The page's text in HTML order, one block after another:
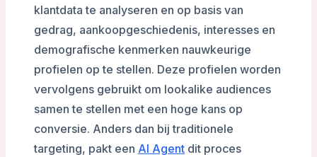
klantdata te analyseren en op basis van
gedrag, aankoopgeschiedenis, interesses en
demografische kenmerken nauwkeurige
profielen op te stellen. Deze profielen worden
vervolgens gebruikt om lookalike audiences
samen te stellen met een hoge kans op
conversie. Anders dan bij traditionele
targeting, pakt een AI Agentdit proces